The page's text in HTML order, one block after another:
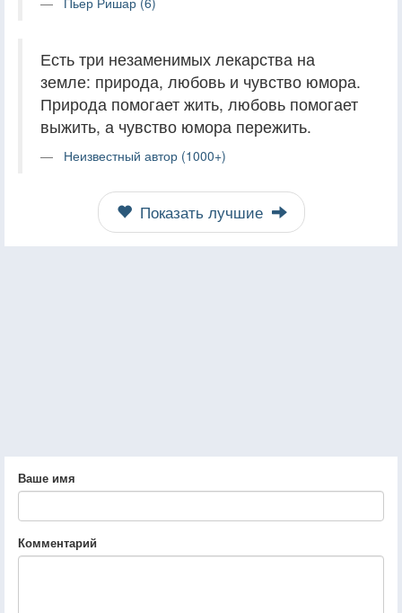
Есть три незаменимых лекарства на
земле: природа, любовь и чувство юмора.
Природа помогает жить, любовь помогает
выжить, а чувство юмора пережить.
Неизвестный автор (1000+)
Показать лучшие
Ваше имя
Комментарий